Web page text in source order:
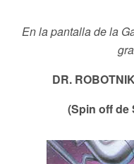
En la pantalla de la
DR.
(Spin off de